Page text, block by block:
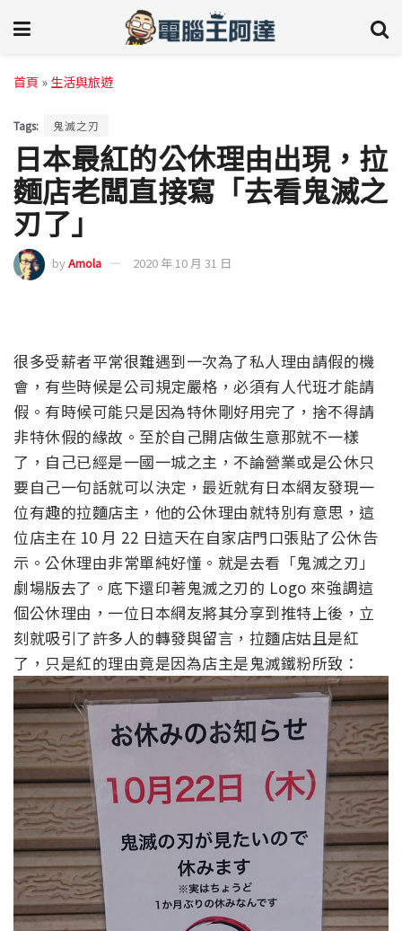
首頁 » 生活與旅遊
Tags: 鬼滅之刃
日本最紅的公休理由出現，拉
麵店老闆直接寫「去看鬼滅之
刃了」
byAmola 2020 年 10 月 31 日
很多受薪者平常很難遇到一次為了私人理由請假的機
會，有些時候是公司規定嚴格，必須有人代班才能請
假。有時候可能只是因為特休剛好用完了，捨不得請
非特休假的緣故。至於自己開店做生意那就不一樣
了，自己已經是一國一城之主，不論營業或是公休只
要自己一句話就可以決定，最近就有日本網友發現一
位有趣的拉麵店主，他的公休理由就特別有意思，這
位店主在 10 月 22 日這天在自家店門口張貼了公休告
示。公休理由非常單純好懂。就是去看「鬼滅之刃」
劇場版去了。底下還印著鬼滅之刃的 Logo 來強調這
個公休理由，一位日本網友將其分享到推特上後，立
刻就吸引了許多人的轉發與留言，拉麵店姑且是紅
了，只是紅的理由竟是因為店主是鬼滅鐵粉所致：